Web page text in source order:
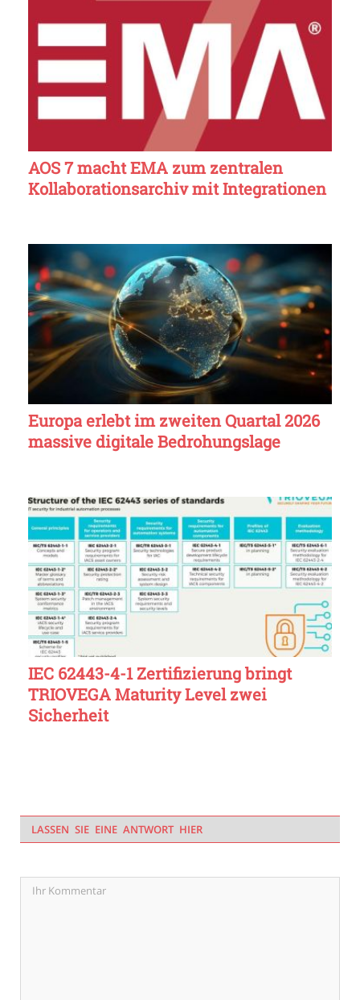
AOS 7 macht EMA zum zentralen
Kollaborationsarchiv mit Integrationen
Europa erlebt im zweiten Quartal 2026
massive digitale Bedrohungslage
IEC 62443-4-1 Zertifizierung bringt
TRIOVEGA Maturity Level zwei
Sicherheit
LASSEN SIE EINE ANTWORT HIER